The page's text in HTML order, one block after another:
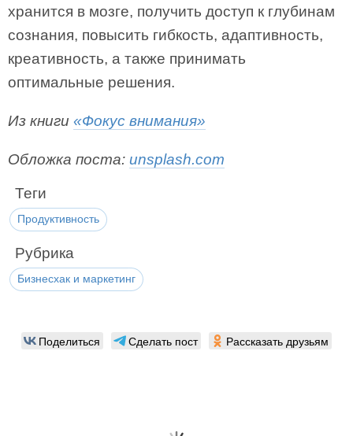
хранится в мозге, получить доступ к глубинам
сознания, повысить гибкость, адаптивность,
креативность, а также принимать
оптимальные решения.
Из книги «Фокус внимания»
Обложка поста: unsplash.com
Теги
Продуктивность
Рубрика
Бизнесхак и маркетинг
Поделиться Сделать пост Рассказать друзьям